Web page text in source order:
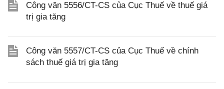
Công văn 5556/CT-CS của Cục Thuế về thuế giá
trị gia tăng
Công văn 5557/CT-CS của Cục Thuế về chính
sách thuế giá trị gia tăng